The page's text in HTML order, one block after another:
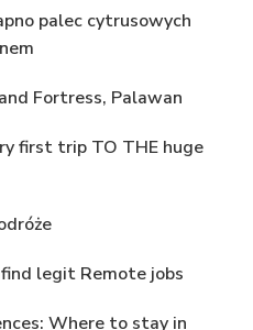
palec cytrusowych
Fortress, Palawan
first trip TO THE huge
legit Remote jobs
Where to stay in